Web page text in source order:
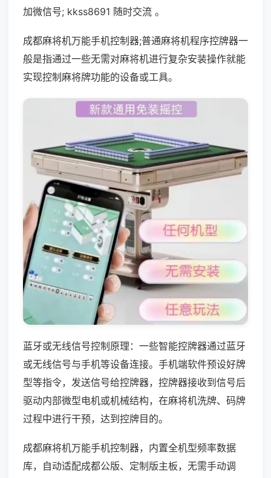
加微信号; kkss8691 随时交流 。
成都麻将机万能手机控制器;普通麻将机程序控牌器一
般是指通过一些无需对麻将机进行复杂安装操作就能
实现控制麻将牌功能的设备或工具。
蓝牙或无线信号控制原理：一些智能控牌器通过蓝牙
或无线信号与手机等设备连接。手机端软件预设好牌
型等指令，发送信号给控牌器，控牌器接收到信号后
驱动内部微型电机或机械结构，在麻将机洗牌、码牌
过程中进行干预，达到控牌目的。
成都麻将机万能手机控制器，内置全机型频率数据
库，自动适配成都公版、定制版主板，无需手动调